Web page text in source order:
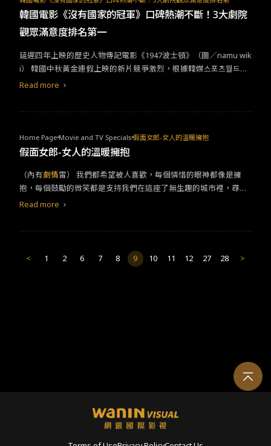
騙夥伴仁培（李東輝 飾）的巧妙合作，騙過許多民眾在市場走跳。
有天接獲到擁有陰陽眼的委託人幼京（李絮 飾），帶來前所未有的
「高額新委託」，以往只做半套的假驅魔人，這次得來真的了！&n
bsp;高人氣漫改作品《千博士》於該平台上擁有好評。（組圖/nav
er webtoon/nave series）&nbsp;高評價原創IP + 大片經歷製作團
高人氣網路漫畫作品《憑依》，該作於網站上也有9.3顆心的好評成
績。&nbsp;《田禹治》、《黑司祭們》的成功，讓姜棟元新作備受
關注。（圖／CJ ENM MOVIE）&nbsp;姜棟元奇幻大作都大賣！為
擺脫既定印象下足功夫
韓國電影《沒有國家的冠軍》口碑熱潮不斷！3大劇院
觀眾滿意度排名第一
延遲四年上映的歷史人物傳記電影《1947波士頓》（圖／namu wik
i） 韓國中秋黃金連假上映的新片競爭激烈，根據韓媒스포츠월드報
導，緊追在中秋票房冠軍《千博士》（台灣譯：《附身》），電影
運，韓國馬拉松金牌選手孫基禎（河正宇 飾），因當時的政治背
景，無法以「韓國國旗」上場，後續遭政治打壓後，遇見新星徐潤
事。&nbsp;當時的政治打壓，韓國選手孫基禎（河正宇 飾），無法
圓「為國家而跑」的夢想。（圖／롯데엔터테인먼트）
Read more
Home Page Movie and TV Specials 假面女郎-女人的溫暖擁抱
假面女郎-女人的溫暖擁抱
（內有劇情雷）​ ​我們都希望被人喜歡，每個憐惜的眼神都像是擁
抱，每個鼓勵的微笑都是支持我們在這座了無生趣的城市裡，尋求
自身希冀的美好願景，能被一個人深深崇拜，彷彿就有了最稀微的
身事外，他們粗暴、直接，也都迅速淪為犧牲的祭品，全劇不到一
半就成為女人與女人爭奪復仇的血淚史，她們有些人能投射彼此心
Read more
< 1 2 6 7 8 9 10 11 12 27 28 >